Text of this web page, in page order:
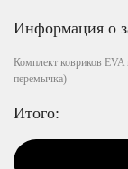
Информация о
Комплект ковриков EVA
перемычка)
Итого: